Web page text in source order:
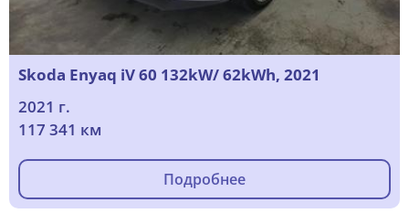
Skoda Enyaq iV 60 132kW/ 62kWh, 2021
2021 г.
117 341 км
Подробнее